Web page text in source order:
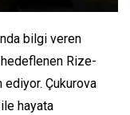
bilgi veren
hedeflenen Rize-
ediyor. Çukurova
hayata